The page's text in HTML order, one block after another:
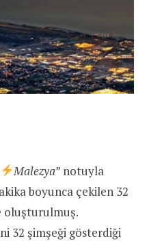
Malezya” notuyla
boyunca çekilen 32
oluşturulmuş.
32 şimşeği gösterdiği